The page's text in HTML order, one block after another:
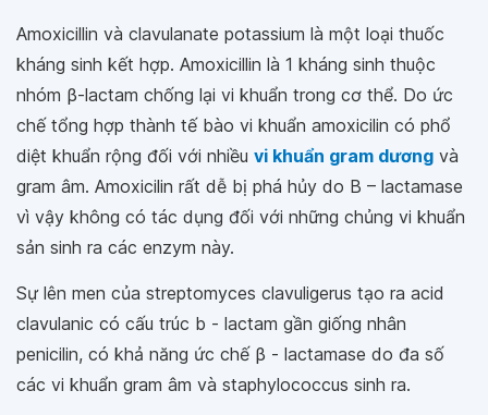
Amoxicillin và clavulanate potassium là một loại thuốc
kháng sinh kết hợp. Amoxicillin là 1 kháng sinh thuộc
nhóm β-lactam chống lại vi khuẩn trong cơ thể. Do ức
chế tổng hợp thành tế bào vi khuẩn amoxicilin có phổ
diệt khuẩn rộng đối với nhiều vi khuẩn gram dương và
gram âm. Amoxicilin rất dễ bị phá hủy do B – lactamase
vì vậy không có tác dụng đối với những chủng vi khuẩn
sản sinh ra các enzym này.
Sự lên men của streptomyces clavuligerus tạo ra acid
clavulanic có cấu trúc b - lactam gần giống nhân
penicilin, có khả năng ức chế β - lactamase do đa số
các vi khuẩn gram âm và staphylococcus sinh ra.